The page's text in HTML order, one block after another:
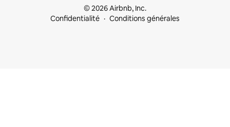
© 2026 Airbnb, Inc.
Confidentialité
Conditions générales